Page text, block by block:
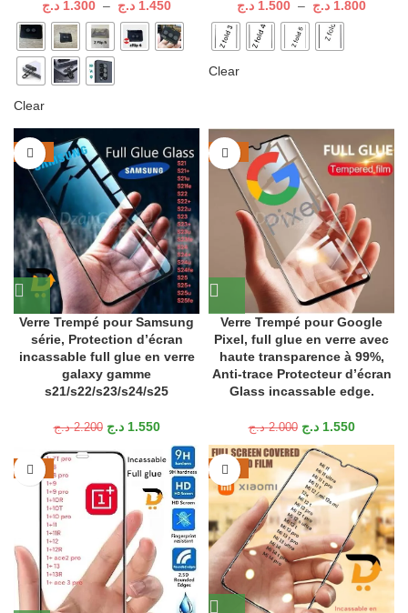
1.300 د.ج – 1.450 د.ج
Clear
1.500 د.ج – 1.800 د.ج
Clear
-30%
Verre Trempé pour Samsung
série, Protection d’écran
incassable full glue en verre
galaxy gamme
s21/s22/s23/s24/s25
2.200 د.ج 1.550 د.ج
-23%
Verre Trempé pour Google
Pixel, full glue en verre avec
haute transparence à 99%,
Anti-trace Protecteur d’écran
Glass incassable edge.
2.000 د.ج 1.550 د.ج
-25% -23%